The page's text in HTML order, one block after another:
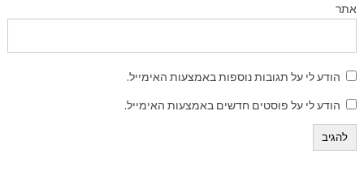
אתר
הודע לי על תגובות נוספות באמצעות האימייל.
הודע לי על פוסטים חדשים באמצעות האימייל.